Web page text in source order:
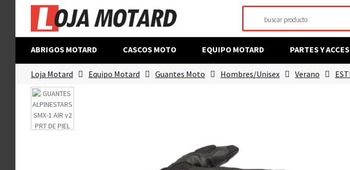
ABRIGOS MOTARD CASCOS MOTO EQUIPO MOTARD PARTES Y
Loja Motard Equipo Motard Guantes Moto Hombres/Unisex Verano